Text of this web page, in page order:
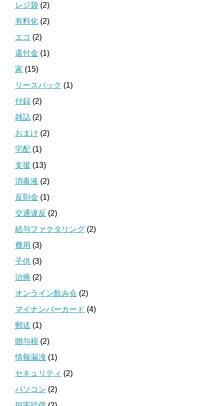
レジ袋 (2)
有料化 (2)
エコ (2)
還付金 (1)
家 (15)
リースバック (1)
付録 (2)
雑誌 (2)
おまけ (2)
宅配 (1)
支援 (13)
消毒液 (2)
反則金 (1)
交通違反 (2)
給与ファクタリング (2)
費用 (3)
子供 (3)
治療 (2)
オンライン飲み会 (2)
マイナンバーカード (4)
郵送 (1)
贈与税 (2)
情報漏洩 (1)
セキュリティ (2)
パソコン (2)